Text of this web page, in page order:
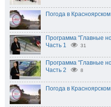
Погода в
Программа "Главные
Часть 1
31
Программа "Главные
Часть 2
8
Погода в